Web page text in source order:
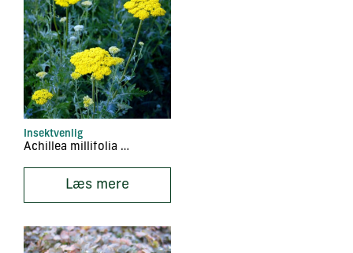
Insektvenlig
Achillea millifolia ‘Parker
Læs mere